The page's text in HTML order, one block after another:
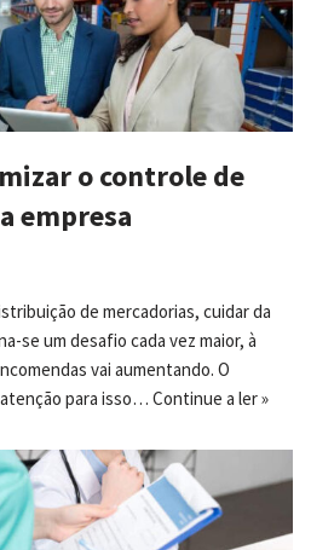
o controle de
empresa
de mercadorias, cuidar da
se um desafio cada vez maior, à
vai aumentando. O
para isso… Continue a ler »